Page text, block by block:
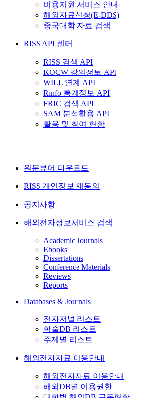
비용지원 서비스 안내
해외자료신청(E-DDS)
중국대학 자료 검색
RISS API 센터
RISS 검색 API
KOCW 강의정보 API
WILL 연계 API
Rinfo 통계정보 API
FRIC 검색 API
SAM 분석활용 API
활용 및 참여 현황
원문뷰어 다운로드
RISS 개인정보 재동의
공지사항
해외전자정보서비스 검색
Academic Journals
Ebooks
Dissertations
Conference Materials
Reviews
Reports
Databases & Journals
전자저널 리스트
학술DB 리스트
주제별 리스트
해외전자자료 이용안내
해외전자자료 이용안내
해외DB별 이용권한